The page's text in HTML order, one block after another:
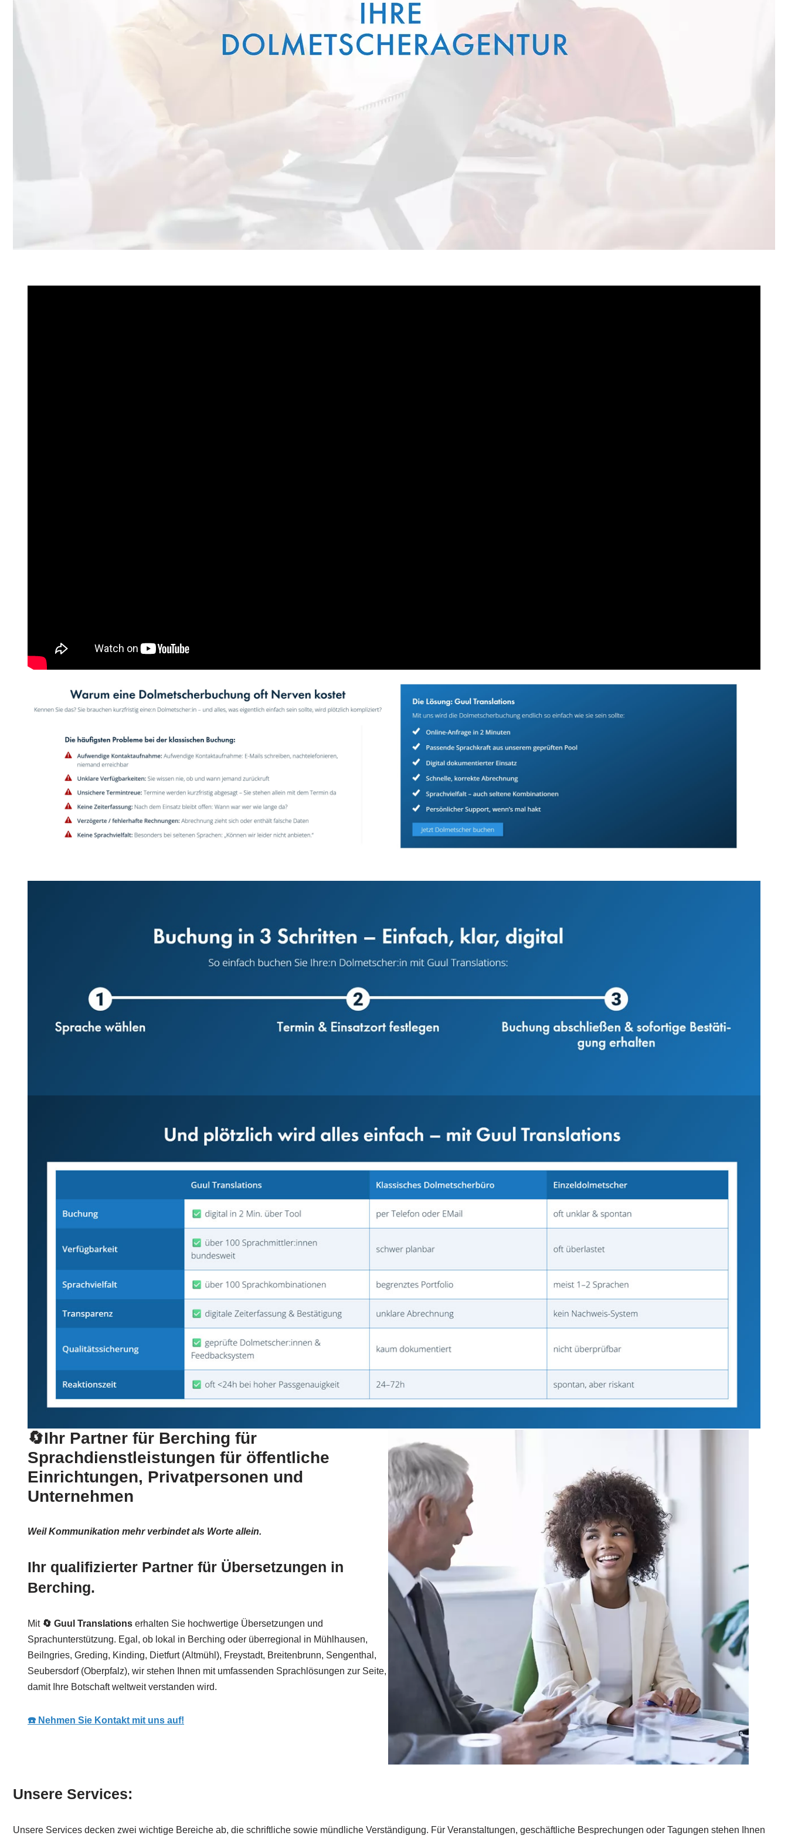
🔄Ihr Partner für Berching für
Sprachdienstleistungen für öffentliche
Einrichtungen, Privatpersonen und
Unternehmen
Weil Kommunikation mehr verbindet als Worte allein.
Ihr qualifizierter Partner für Übersetzungen in
Berching.
Mit 🔄 Guul Translations erhalten Sie hochwertige Übersetzungen und
Sprachunterstützung. Egal, ob lokal in Berching oder überregional in Mühlhausen,
Beilngries, Greding, Kinding, Dietfurt (Altmühl), Freystadt, Breitenbrunn, Sengenthal,
Seubersdorf (Oberpfalz), wir stehen Ihnen mit umfassenden Sprachlösungen zur Seite,
damit Ihre Botschaft weltweit verstanden wird.
☎️ Nehmen Sie Kontakt mit uns auf!
Unsere Services:
Unsere Services decken zwei wichtige Bereiche ab, die schriftliche sowie mündliche Verständigung. Für Veranstaltungen, geschäftliche Besprechungen oder Tagungen stehen Ihnen